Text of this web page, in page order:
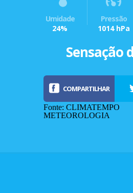
Umidade
24%
Pressão
1014 hPa
Sensação
COMPARTILHAR
Fonte: CLIMATEMPO
METEOROLOGIA